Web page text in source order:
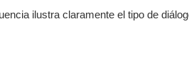
ilustra claramente el tipo de